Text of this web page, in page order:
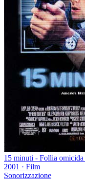
15 minuti - Follia
2001 · Film
Sonorizzazione